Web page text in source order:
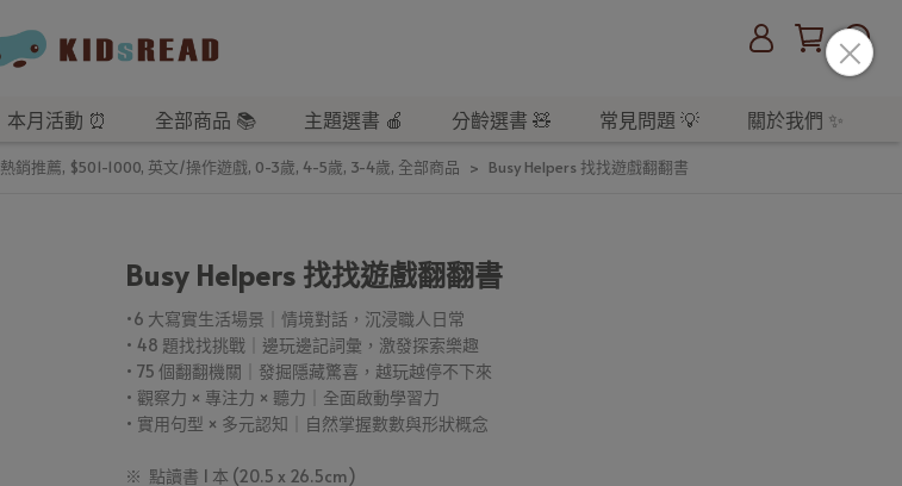
本月活動 ⏰ 全部商品 📚 主題選書 🍎 分齡選書 🧸 常見問題 💡 關於我們 ✨
熱銷推薦, $501-1000, 英文/操作遊戲, 0-3歲, 4-5歲, 3-4歲, 全部商品 Busy Helpers 找找遊戲翻翻書
Busy Helpers 找找遊戲翻翻書
•6 大寫實生活場景｜情境對話，沉浸職人日常
• 48 題找找挑戰｜邊玩邊記詞彙，激發探索樂趣
• 75 個翻翻機關｜發掘隱藏驚喜，越玩越停不下來
• 觀察力 × 專注力 × 聽力｜全面啟動學習力
• 實用句型 × 多元認知｜自然掌握數數與形狀概念
※ 點讀書 1 本 (20.5 x 26.5cm)